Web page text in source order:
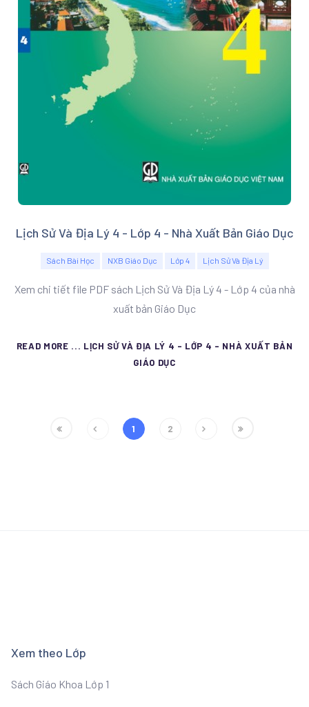
Lịch Sử Và Địa Lý 4 - Lớp 4 - Nhà Xuất Bản Giáo Dục
Sách Bài Học NXB Giáo Dục Lớp 4 Lịch Sử Và Địa Lý
Xem chi tiết file PDF sách Lịch Sử Và Địa Lý 4 - Lớp 4 của nhà
xuất bản Giáo Dục
READ MORE ... LỊCH SỬ VÀ ĐỊA LÝ 4 - LỚP 4 - NHÀ XUẤT BẢN
GIÁO DỤC
1 2
Xem theo Lớp
Sách Giáo Khoa Lớp 1